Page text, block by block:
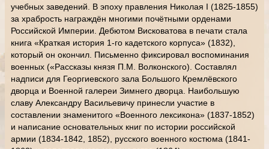
учебных заведений. В эпоху правления Николая I (1825-1855)
за храбрость награждён многими почётными орденами
Российской Империи. Дебютом Висковатова в печати стала
книга «Краткая история 1-го кадетского корпуса» (1832),
который он окончил. Письменно фиксировал воспоминания
военных («Рассказы князя П.М. Волконского). Составлял
надписи для Георгиевского зала Большого Кремлёвского
дворца и Военной галереи Зимнего дворца. Наибольшую
славу Александру Васильевичу принесли участие в
составлении знаменитого «Военного лексикона» (1837-1852)
и написание основательных книг по истории российской
армии (1834-1842, 1852), русского военного костюма (1841-